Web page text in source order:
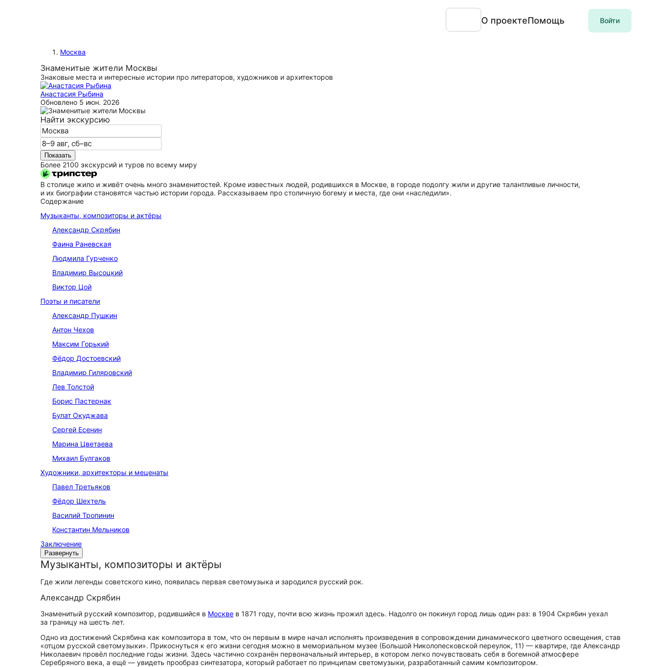
О проектеПомощь Войти
Москва
Знаменитые жители Москвы
Знаковые места и интересные истории про литераторов, художников и архитекторов
Анастасия Рыбина
Обновлено 5 июн. 2026
Найти экскурсию
Показать
Более 2100 экскурсий и туров по всему миру
В столице жило и живёт очень много знаменитостей. Кроме известных людей, родившихся в Москве, в городе подолгу жили и другие талантливые личности,
и их биографии становятся частью истории города. Рассказываем про столичную богему и места, где они «наследили».
Содержание
Музыканты, композиторы и актёры
Александр Скрябин
Фаина Раневская
Людмила Гурченко
Владимир Высоцкий
Виктор Цой
Поэты и писатели
Александр Пушкин
Антон Чехов
Максим Горький
Фёдор Достоевский
Владимир Гиляровский
Лев Толстой
Борис Пастернак
Булат Окуджава
Сергей Есенин
Марина Цветаева
Михаил Булгаков
Художники, архитекторы и меценаты
Павел Третьяков
Фёдор Шехтель
Василий Тропинин
Константин Мельников
Заключение
Развернуть
Музыканты, композиторы и актёры
Где жили легенды советского кино, появилась первая светомузыка и зародился русский рок.
Александр Скрябин
Знаменитый русский композитор, родившийся в Москве в 1871 году, почти всю жизнь прожил здесь. Надолго он покинул город лишь один раз: в 1904 Скрябин уехал
за границу на шесть лет.
Одно из достижений Скрябина как композитора в том, что он первым в мире начал исполнять произведения в сопровождении динамического цветного освещения, став
«отцом русской светомузыки». Прикоснуться к его жизни сегодня можно в мемориальном музее (Большой Николопесковской переулок, 11) — квартире, где Александр
Николаевич провёл последние годы жизни. Здесь частично сохранён первоначальный интерьер, в котором легко почувствовать себя в богемной атмосфере
Серебряного века, а ещё — увидеть прообраз синтезатора, который работает по принципам светомузыки, разработанный самим композитором.